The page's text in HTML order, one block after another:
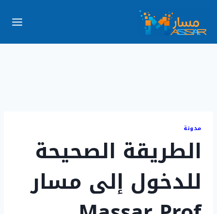
المحتوى
مدونة
الطريقة الصحيحة
للدخول إلى مسار